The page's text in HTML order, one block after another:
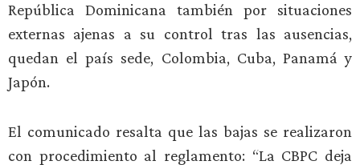
República Dominicana también por situaciones
externas ajenas a su control tras las ausencias,
quedan el país sede, Colombia, Cuba, Panamá y
Japón.
El comunicado resalta que las bajas se realizaron
con procedimiento al reglamento: “La CBPC deja